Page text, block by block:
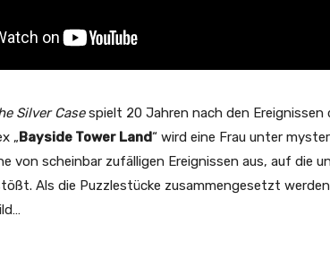
Silver Casespielt 20 Jahren nach den Ereignissen
„Bayside Tower Land“ wird eine Frau unter
von scheinbar zufälligen Ereignissen aus, auf die
Als die Puzzlestücke zusammengesetzt